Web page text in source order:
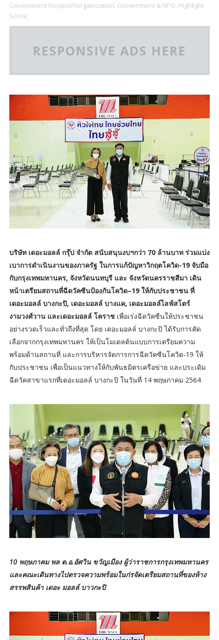
Government Nonprofitorganization, Government & NPO, Highlight,
Social,
RESPONSIVE ADS HERE
บริษัท เดอะมอลล์ กรุ๊ป จำกัด สนับสนุนงบฯกว่า 70 ล้านบาท ร่วมแบ่ง
เบาการดำเนินงานของภาครัฐ ในการแก้ปัญหาวิกฤตโควิด-19 จับมือ
กับกรุงเทพมหานคร, จังหวัดนนทบุรี และ จังหวัดนครราชสีมา เดิน
หน้าเตรียมสถานที่ฉีดวัคซีนป้องกันโควิด–19 ให้กับประชาชน ที่
เดอะมอลล์ บางกะปิ, เดอะมอลล์ บางแค, เดอะมอลล์ไลฟ์สโตร์
งามวงศ์วาน และเดอะมอลล์ โคราชเพื่อเร่งฉีดวัคซีนให้ประชาชน
อย่างรวดเร็วและทั่วถึงที่สุด โดย เดอะมอลล์ บางกะปิ ได้รับการคัด
เลือกจากกรุงเทพมหานคร ให้เป็นโมเดลต้นแบบการเตรียมความ
พร้อมด้านสถานที่ และการบริหารจัดการการฉีดวัคซีนโควิด-19 ให้
กับประชาชน เพื่อเป็นแนวทางให้กับพันธมิตรเครือข่าย และประเดิม
ฉีดวัคสาขาแรกที่เดอะมอลล์ บางกะปิ ในวันที่ 14 พฤษภาคม 2564
10 พฤษภาคม พล ต.อ.อัศวิน ขวัญเมือง ผู้ว่าราชการกรุงเทพมหานคร
และคณะเดินทางไปตรวจความพร้อมในก่รจัดเตรียมสถานที่ของห้าง
สรรพสินค้า เดอะ มอลล์ บาวกะปิ